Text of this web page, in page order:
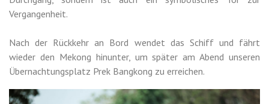
Vergangenheit.
Nach der Rückkehr an Bord wendet das Schiff und fährt
wieder den Mekong hinunter, um später am Abend unseren
Übernachtungsplatz Prek Bangkong zu erreichen.